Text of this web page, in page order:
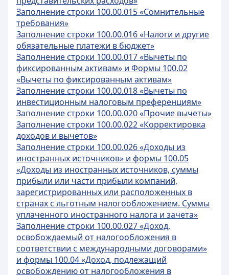
Заполнение строки 100.00.015 «Сомнительные
требования»
Заполнение строки 100.00.016 «Налоги и другие
обязательные платежи в бюджет»
Заполнение строки 100.00.017 «Вычеты по
фиксированным активам» и Формы 100.02
«Вычеты по фиксированным активам»
Заполнение строки 100.00.018 «Вычеты по
инвестиционным налоговым преференциям»
Заполнение строки 100.00.020 «Прочие вычеты»
Заполнение строки 100.00.022 «Корректировка
доходов и вычетов»
Заполнение строки 100.00.026 «Доходы из
иностранных источников» и формы 100.05
«Доходы из иностранных источников, суммы
прибыли или части прибыли компаний,
зарегистрированных или расположенных в
странах с льготным налогообложением. Суммы
уплаченного иностранного налога и зачета»
Заполнение строки 100.00.027 «Доход,
освобождаемый от налогообложения в
соответствии с международными договорами»
и формы 100.04 «Доход, подлежащий
освобождению от налогообложения в